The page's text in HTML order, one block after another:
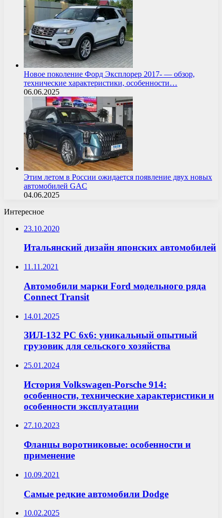
Новое поколение Форд Эксплорер 2017- — обзор,
технические характеристики, особенности…
06.06.2025
Этим летом в России ожидается появление двух новых
автомобилей GAC
04.06.2025
Интересное
23.10.2020
Итальянский дизайн японских автомобилей
11.11.2021
Автомобили марки Ford модельного ряда
Connect Transit
14.01.2025
ЗИЛ-132 РС 6х6: уникальный опытный
грузовик для сельского хозяйства
25.01.2024
История Volkswagen-Porsche 914:
особенности, технические характеристики и
особенности эксплуатации
27.10.2023
Фланцы воротниковые: особенности и
применение
10.09.2021
Самые редкие автомобили Dodge
10.02.2025